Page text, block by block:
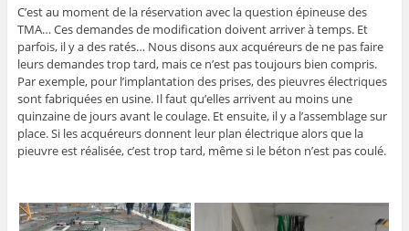
C’est au moment de la réservation avec la question épineuse des
TMA… Ces demandes de modification doivent arriver à temps. Et
parfois, il y a des ratés… Nous disons aux acquéreurs de ne pas faire
leurs demandes trop tard, mais ce n’est pas toujours bien compris.
Par exemple, pour l’implantation des prises, des pieuvres électriques
sont fabriquées en usine. Il faut qu’elles arrivent au moins une
quinzaine de jours avant le coulage. Et ensuite, il y a l’assemblage sur
place. Si les acquéreurs donnent leur plan électrique alors que la
pieuvre est réalisée, c’est trop tard, même si le béton n’est pas coulé.